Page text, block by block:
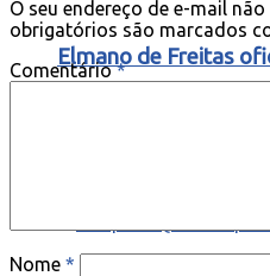
Elmano de Freitas
como vice em sua
O seu endereço de e-mail não
obrigatórios são marcados
Comentário*
Nome *